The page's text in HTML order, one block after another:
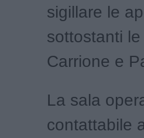
sigillare le
sottostanti
Carrione e
La sala
contattabile